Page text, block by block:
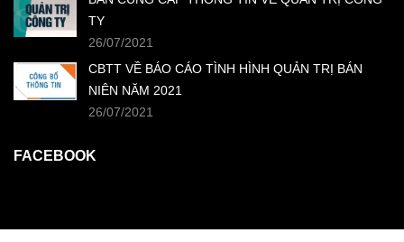
TY
26/07/2021
CBTT VỀ BÁO CÁO TÌNH HÌNH QUẢN TRỊ BÁN
NIÊN NĂM 2021
26/07/2021
FACEBOOK